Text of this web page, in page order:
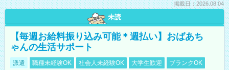
掲載日：2026.08.04
未読
【毎週お給料振り込み可能＊週払い】おばあち
ゃんの生活サポート
派遣 職種未経験OK 社会人未経験OK 大学生歓迎
ブランクOK